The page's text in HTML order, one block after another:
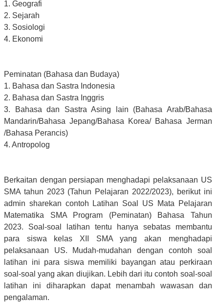
1. Geografi
2. Sejarah
3. Sosiologi
4. Ekonomi
Peminatan (Bahasa dan Budaya)
1. Bahasa dan Sastra Indonesia
2. Bahasa dan Sastra Inggris
3. Bahasa dan Sastra Asing lain (Bahasa Arab/Bahasa
Mandarin/Bahasa Jepang/Bahasa Korea/ Bahasa Jerman
/Bahasa Perancis)
4. Antropolog
Berkaitan dengan persiapan menghadapi pelaksanaan US
SMA tahun 2023 (Tahun Pelajaran 2022/2023), berikut ini
admin sharekan contoh Latihan Soal US Mata Pelajaran
Matematika SMA Program (Peminatan) Bahasa Tahun
2023. Soal-soal latihan tentu hanya sebatas membantu
para siswa kelas XII SMA yang akan menghadapi
pelaksanaan US. Mudah-mudahan dengan contoh soal
latihan ini para siswa memiliki bayangan atau perkiraan
soal-soal yang akan diujikan. Lebih dari itu contoh soal-soal
latihan ini diharapkan dapat menambah wawasan dan
pengalaman.